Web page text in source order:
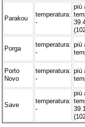
Parakou
temperatura:
-
più
Porga
temperatura:
-
più
Porto
Novo
temperatura:
-
più
Save
temperatura:
-
più